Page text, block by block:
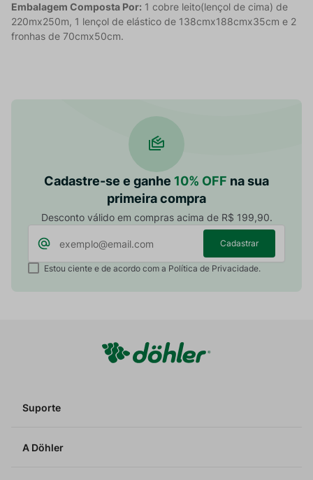
Embalagem Composta Por: 1 cobre leito(lençol de cima) de
220mx250m, 1 lençol de elástico de 138cmx188cmx35cm e 2
fronhas de 70cmx50cm.
Cadastre-se e ganhe 10% OFF na sua
primeira compra
Desconto válido em compras acima de R$ 199,90.
Cadastrar
Estou ciente e de acordo com a Política de Privacidade.
Suporte
A Döhler